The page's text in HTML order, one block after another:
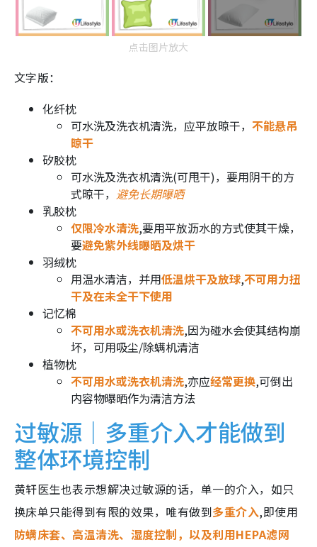
点击图片放大
文字版：
化纤枕
可水洗及洗衣机清洗，应平放晾干， 不能悬吊
晾干
矽胶枕
可水洗及洗衣机清洗(可甩干)，要用阴干的方
式晾干， 避免长期曝晒
乳胶枕
仅限冷水清洗,要用平放沥水的方式使其干燥，
要避免紫外线曝晒及烘干
羽绒枕
用温水清洁，并用低温烘干及放球,不可用力扭
干及在未全干下使用
记忆棉
不可用水或洗衣机清洗,因为碰水会使其结构崩
坏，可用吸尘/除螨机清洁
植物枕
不可用水或洗衣机清洗,亦应经常更换,可倒出
内容物曝晒作为清洁方法
过敏源｜多重介入才能做到
整体环境控制
黄轩医生也表示想解决过敏源的话，单一的介入，如只
换床单只能得到有限的效果，唯有做到多重介入,即使用
防螨床套、高温清洗、湿度控制，以及利用HEPA滤网